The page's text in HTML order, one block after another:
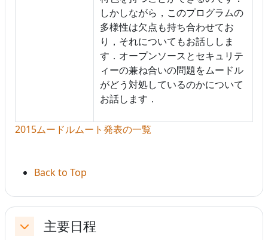
しかしながら，このプログラムの
多様性は欠点も持ち合わせてお
り，それについてもお話ししま
す．オープンソースとセキュリテ
ィーの兼ね合いの問題をムードル
がどう対処しているのかについて
お話します．
2015ムードルムート発表の一覧
Back to Top
折りたたむ主要日程